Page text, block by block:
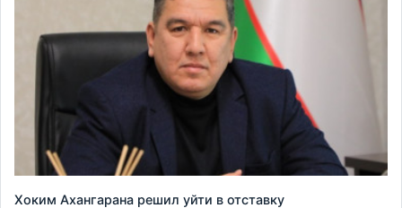
Хоким Ахангарана решил уйти в отставку